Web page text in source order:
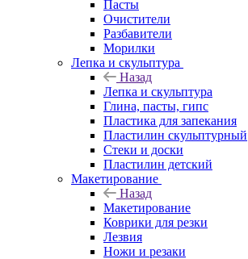
Пасты
Очистители
Разбавители
Морилки
Лепка и скульптура
Назад
Лепка и скульптура
Глина, пасты, гипс
Пластика для запекания
Пластилин скульптурный
Стеки и доски
Пластилин детский
Макетирование
Назад
Макетирование
Коврики для резки
Лезвия
Ножи и резаки